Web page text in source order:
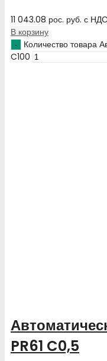
11 043.08 рос. руб. с НДС
В корзину
Количество товара
C100
PR61 C0,5